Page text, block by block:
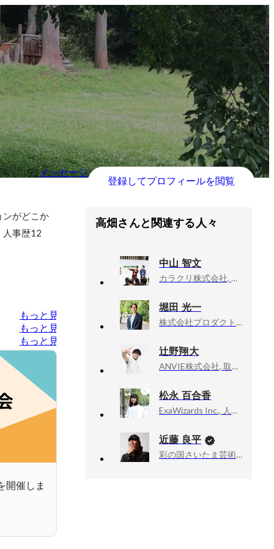
メッセージ
登録してプロフィールを閲覧
ンがどこか
人事歴12
もっと見る
もっと見る
もっと見る
開催しま
高畑さんと関連する人々
中山 智文
カラクリ株式会社, 取締役CPO
堀田 光一
株式会社プロダクトフォース, 人事
辻野翔大
ANVIE株式会社, 取締役
松永 百合香
ExaWizards Inc., 人事 採用部
近藤 良平
彩の国さいたま芸術劇場, 次期芸術監督